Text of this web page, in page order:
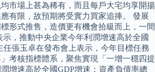
市場上甚為稀有，而且每戶大宅均享開揚
有限，故預期將受實力買家追捧。 發展
形式推售，造價更有機會拾級而上，一間
，推動中央企業今年利潤增速高於全國
任張玉卓在發布會上表示，今年目標任務
考核指標體系，聚焦實現「一增一穩四提
增速高於全國GDP增速；資產負債率總